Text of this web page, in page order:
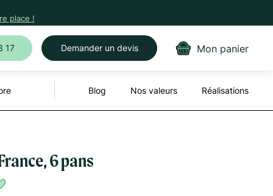
place !
17 Demander un devis Mon panier
Blog Nos valeurs Réalisations
6 pans